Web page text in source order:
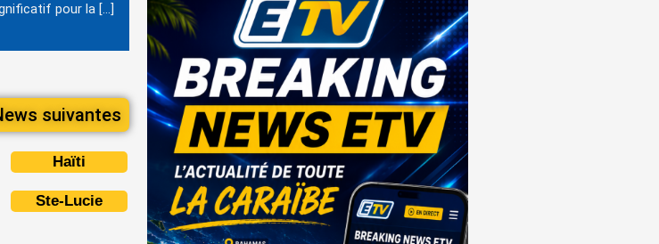
pour la […]
suivantes
Haïti
Ste-Lucie